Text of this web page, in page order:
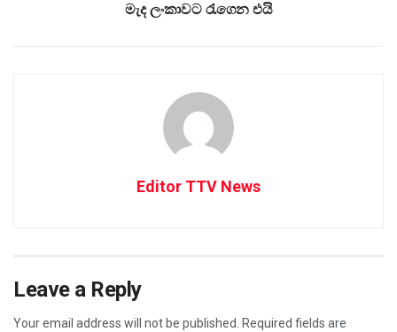
මැද ලංකාවට රැගෙන එයි
Editor TTV News
Leave a Reply
Your email address will not be published. Required fields are